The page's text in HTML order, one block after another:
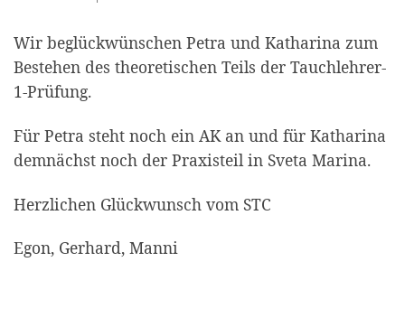
Wir beglückwünschen Petra und Katharina zum
Bestehen des theoretischen Teils der Tauchlehrer-
1-Prüfung.
Für Petra steht noch ein AK an und für Katharina
demnächst noch der Praxisteil in Sveta Marina.
Herzlichen Glückwunsch vom STC
Egon, Gerhard, Manni